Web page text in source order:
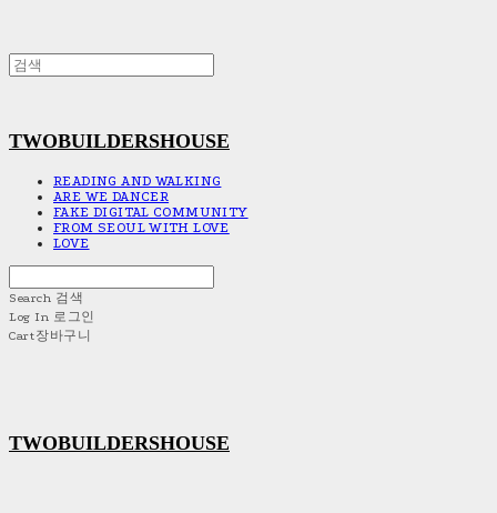
TWOBUILDERSHOUSE
READING AND WALKING
ARE WE DANCER
FAKE DIGITAL COMMUNITY
FROM SEOUL WITH LOVE
LOVE
Search 검색
Log In 로그인
Cart장바구니
TWOBUILDERSHOUSE